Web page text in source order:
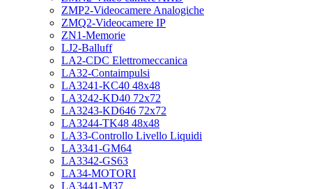
ZMP2-Videocamere Analogiche
ZMQ2-Videocamere IP
ZN1-Memorie
LJ2-Balluff
LA2-CDC Elettromeccanica
LA32-Contaimpulsi
LA3241-KC40 48x48
LA3242-KD40 72x72
LA3243-KD646 72x72
LA3244-TK48 48x48
LA33-Controllo Livello Liquidi
LA3341-GM64
LA3342-GS63
LA34-MOTORI
LA3441-M37